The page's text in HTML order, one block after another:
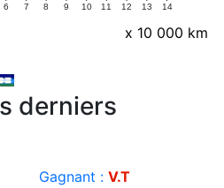
6 7 8 9 10 11 12 13 14
x 10 000 km
derniers
Gagnant : V.T